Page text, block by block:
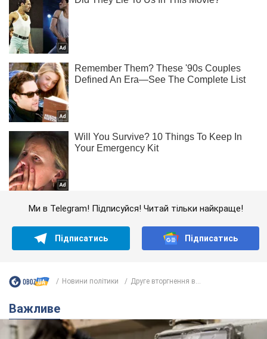
Ми в Telegram! Підписуйся! Читай тільки найкраще!
Підписатись Підписатись
Новини політики Друге вторгнення в...
Важливе